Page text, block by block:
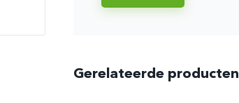
Gerelateerde producten